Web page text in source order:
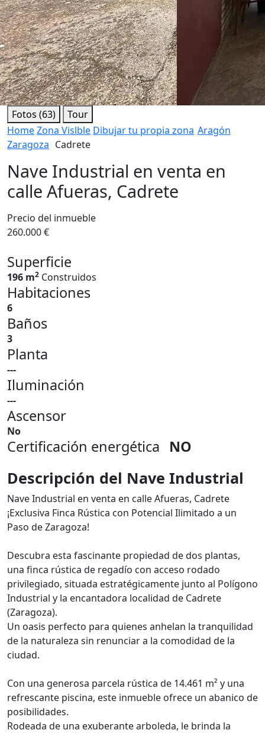
Fotos (63)
Tour
HomeZona Vislble Dibujar tu propia zona Aragón
Zaragoza Cadrete
Nave Industrial en venta en
calle Afueras, Cadrete
Precio del inmueble
260.000 €
Superficie
196 m2 Construidos
Habitaciones
6
Baños
3
Planta
---
Iluminación
---
Ascensor
No
Certificación energética NO
Descripción del Nave Industrial
Nave Industrial en venta en calle Afueras, Cadrete
¡Exclusiva Finca Rústica con Potencial Ilimitado a un
Paso de Zaragoza!
Descubra esta fascinante propiedad de dos plantas,
una finca rústica de regadío con acceso rodado
privilegiado, situada estratégicamente junto al Polígono
Industrial y la encantadora localidad de Cadrete
(Zaragoza).
Un oasis perfecto para quienes anhelan la tranquilidad
de la naturaleza sin renunciar a la comodidad de la
ciudad.
Con una generosa parcela rústica de 14.461 m² y una
refrescante piscina, este inmueble ofrece un abanico de
posibilidades.
Rodeada de una exuberante arboleda, le brinda la